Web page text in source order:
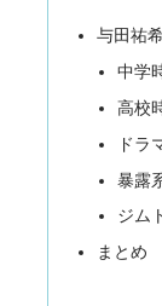
与田祐
中学
高校
ドラ
暴露
ジム
まとめ